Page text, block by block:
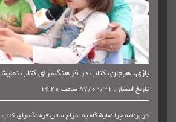
بازی، هیجان، کتاب در فرهنگسرای کتابِ
تاریخ انتشار : 97/02/21 ساعت 16:40
در برنامه چرا نمایشگاه به سراغ سالن فرهنگسرای کتاب